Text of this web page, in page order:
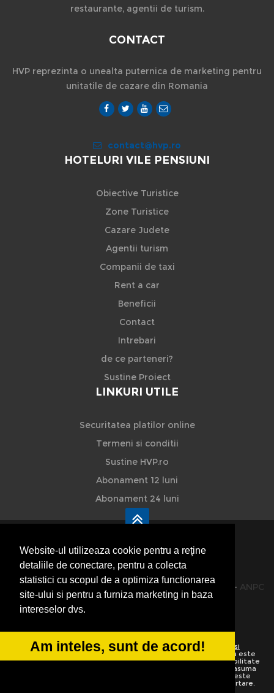
Website-ul utilizeaza cookie pentru a reţine
detaliile de conectare, pentru a colecta
statistici cu scopul de a optimiza functionarea
site-ului si pentru a furniza marketing in baza
intereselor dvs.
Am inteles, sunt de acord!
restaurante, agentii de turism.
CONTACT
HVP reprezinta o unealta puternica de marketing pentru
unitatile de cazare din Romania
contact@hvp.ro
HOTELURI VILE PENSIUNI
Obiective Turistice
Zone Turistice
Cazare Judete
Agentii turism
Companii de taxi
Rent a car
Beneficii
Contact
Intrebari
de ce parteneri?
Sustine Proiect
LINKURI UTILE
Securitatea platilor online
Termeni si conditii
Sustine HVP.ro
Abonament 12 luni
Abonament 24 luni
HVP - Hoteluri Vile Pensiuni
© 2014-2026 Powered byVilonMedia&TekaBility - ANPC
SOL
Utilizand acest site inseamna ca sunteti de acord cu Termenii si
conditiile de utilizare Preluarea informatiilor totala sau partiala este
strict interzisa. Ne rezervam dreptul de a apela la institutiile abilitate
nu isi asuma
vina pentru corectitudinea informatiilor. Daca o informatie nu este
corecta sau este incompleta va rugam folositi linkurile de raportare.